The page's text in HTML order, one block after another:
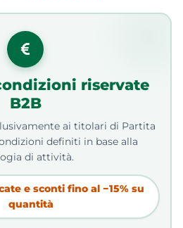
riservate
B2B
ai titolari di Partita
definiti in base alla
di attività.
e sconti fino al −15% su
quantità